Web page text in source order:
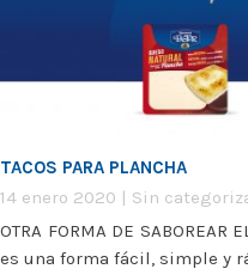
TACOS PARA PLANCHA
14 enero 2020 | Sin
OTRA FORMA DE
es una forma fácil, simple y